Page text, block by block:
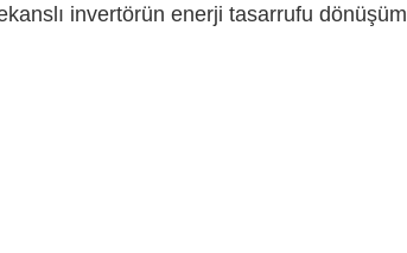
invertörün enerji tasarrufu dönüşüm